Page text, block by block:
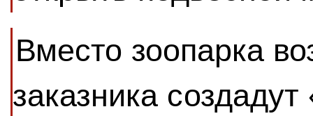
Вместо зоопарка
заказника создадут